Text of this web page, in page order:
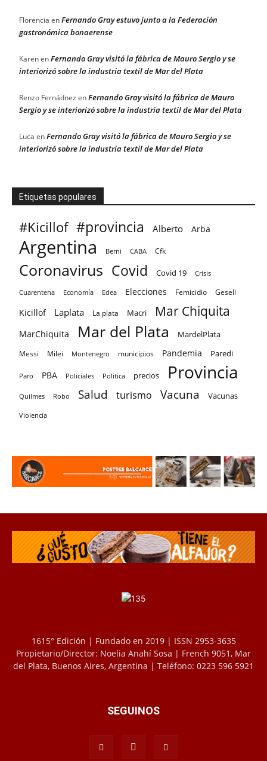
Florencia enFernando Gray estuvo junto a la Federación
gastronómica bonaerense
KarenenFernando Gray visitó la fábrica de Mauro Sergio y se
interiorizó sobre la industria textil de Mar del Plata
Renzo Fernádnez enFernando Gray visitó la fábrica de Mauro
Sergio y se interiorizó sobre la industria textil de Mar del Plata
Luca enFernando Gray visitó la fábrica de Mauro Sergio y se
interiorizó sobre la industria textil de Mar del Plata
Etiquetas populares
#Kicillof #provincia Alberto Arba
Argentina Berni CABA Cfk
Coronavirus Covid Covid 19 Crisis
Cuarentena Economía Edea Elecciones Femicidio Gesell
Kicillof Laplata La plata Macri Mar Chiquita
MarChiquita Mar del Plata MardelPlata
Messi Milei Montenegro municipios Pandemia Paredi
Paro PBA Policiales Politica precios Provincia
Quilmes Robo Salud turismo Vacuna Vacunas
Violencia
1615° Edición | Fundado en 2019 | ISSN 2953-3635
Propietario/Director: Noelia Anahí Sosa | French 9051, Mar
del Plata, Buenos Aires, Argentina | Teléfono: 0223 596 5921
SEGUINOS